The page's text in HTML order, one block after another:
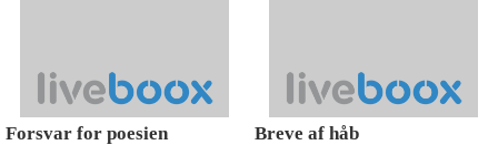
Forsvar for poesien Breve af håb